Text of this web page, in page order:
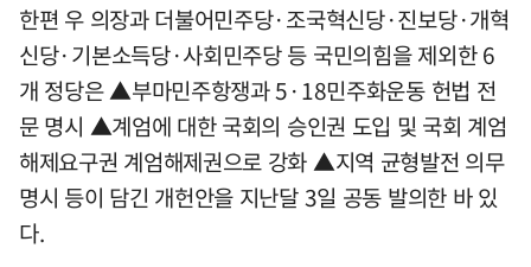
한편 우 의장과 더불어민주당·조국혁신당·진보당·개혁
신당·기본소득당·사회민주당 등 국민의힘을 제외한 6
개 정당은 ▲부마민주항쟁과 5·18민주화운동 헌법 전
문 명시 ▲계엄에 대한 국회의 승인권 도입 및 국회 계엄
해제요구권 계엄해제권으로 강화 ▲지역 균형발전 의무
명시 등이 담긴 개헌안을 지난달 3일 공동 발의한 바 있
다.